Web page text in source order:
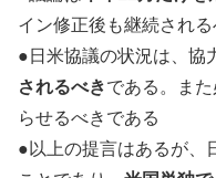
イン修正後も継続される
●日米協議の状況は、協
されるべきである。ま
らせるべきである
●以上の提言はあるが、